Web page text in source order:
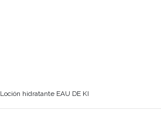
Loción hidratante EAU DE KI